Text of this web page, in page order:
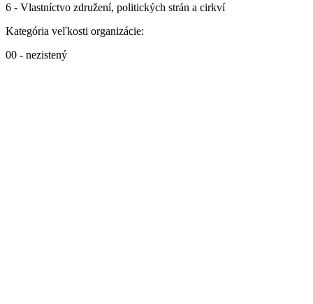
6 - Vlastníctvo združení, politických strán a cirkví
Kategória veľkosti organizácie:
00 - nezistený